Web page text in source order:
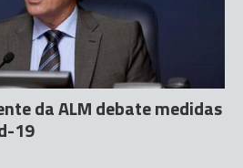
da ALM debate medidas
19